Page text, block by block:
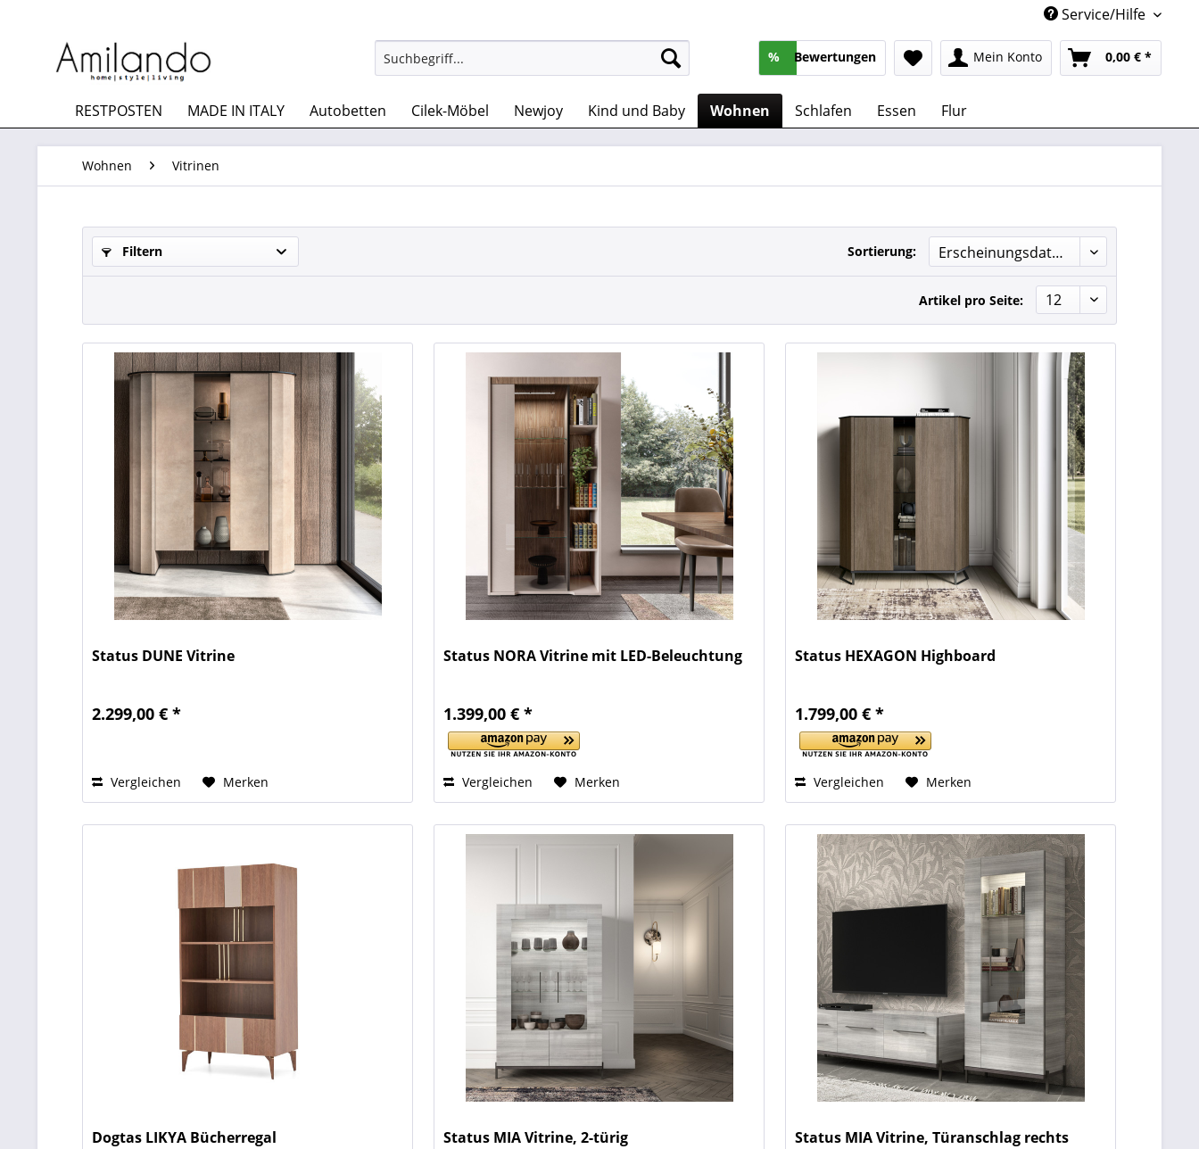
Service/Hilfe
% Bewertungen Mein Konto 0,00 € *
RESTPOSTEN MADE IN ITALY Autobetten Cilek-Möbel Newjoy Kind und Baby Wohnen Schlafen Essen Flur
Wohnen Vitrinen
Filtern Sortierung:
Artikel pro Seite:
Status DUNE Vitrine
2.299,00 € *
Vergleichen Merken
Status NORA Vitrine mit LED-Beleuchtung
1.399,00 € *
Vergleichen Merken
Status HEXAGON Highboard
1.799,00 € *
Vergleichen Merken
Dogtas LIKYA Bücherregal Status MIA Vitrine, 2-türig Status MIA Vitrine, Türanschlag rechts